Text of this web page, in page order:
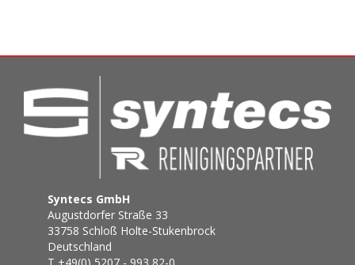
Syntecs GmbH
Augustdorfer Straße 33
33758 Schloß Holte-Stukenbrock
Deutschland